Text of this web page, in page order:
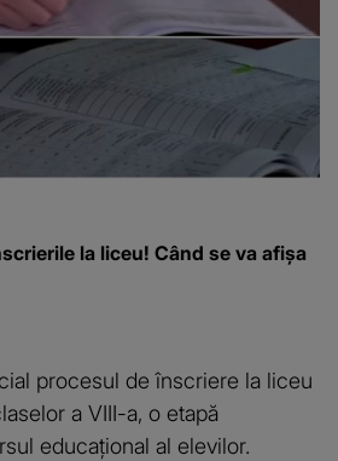
la liceu! Când se va afișa
procesul de înscriere la liceu
a VIII-a, o etapă
educațional al elevilor.